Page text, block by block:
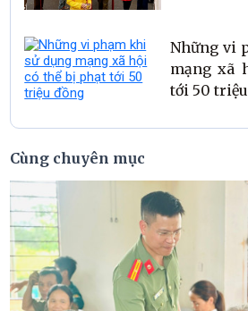
Những vi
mạng xã
tới 50
Cùng chuyên mục